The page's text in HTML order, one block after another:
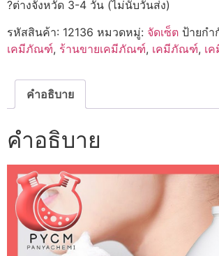
?ต่างจังหวัด 3-4 วัน (ไม่นับวันส่ง)
รหัสสินค้า: 12136 หมวดหมู่: จัดเซ็ต ป้ายกำ
เคมีภัณฑ์, ร้านขายเคมีภัณฑ์, เคมีภัณฑ์, เ
คำอธิบาย
คำอธิบาย